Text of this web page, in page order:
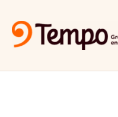
contenu
des
articles